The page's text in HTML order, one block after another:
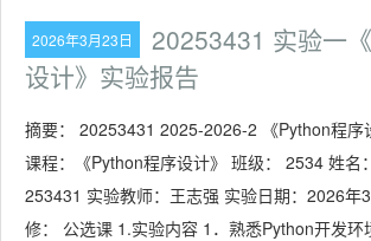
2026年3月23日
20253431 实验一
设计》实验报告
摘要： 20253431 2025-2026-2 《Python程序
课程：《Python程序设计》 班级： 2534 姓名
253431 实验教师：王志强 实验日期：2026年
修： 公选课 1.实验内容 1．熟悉Python开发环